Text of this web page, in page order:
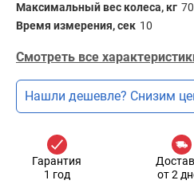
Максимальный вес колеса, кг 70
Время измерения, сек 10
Смотреть все
Нашли дешевле? Снизим
Гарантия
1 год
от 2